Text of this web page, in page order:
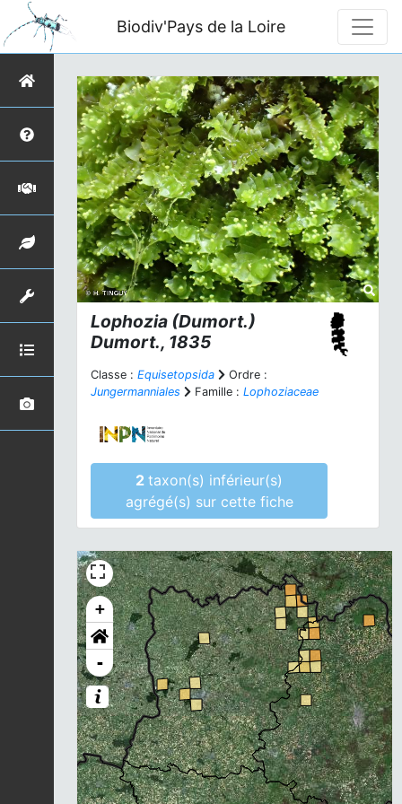
Biodiv'Pays de la Loire
Lophozia (Dumort.)
Dumort., 1835
Classe : Equisetopsida
Ordre :
Jungermanniales
Famille : Lophoziaceae
2taxon(s) inférieur(s)
agrégé(s) sur cette fiche
+
-